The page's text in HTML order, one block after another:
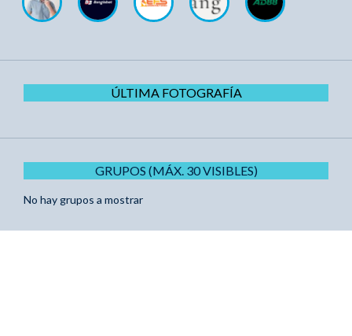
ÚLTIMA FOTOGRAFÍA
GRUPOS (MÁX. 30 VISIBLES)
No hay grupos a mostrar